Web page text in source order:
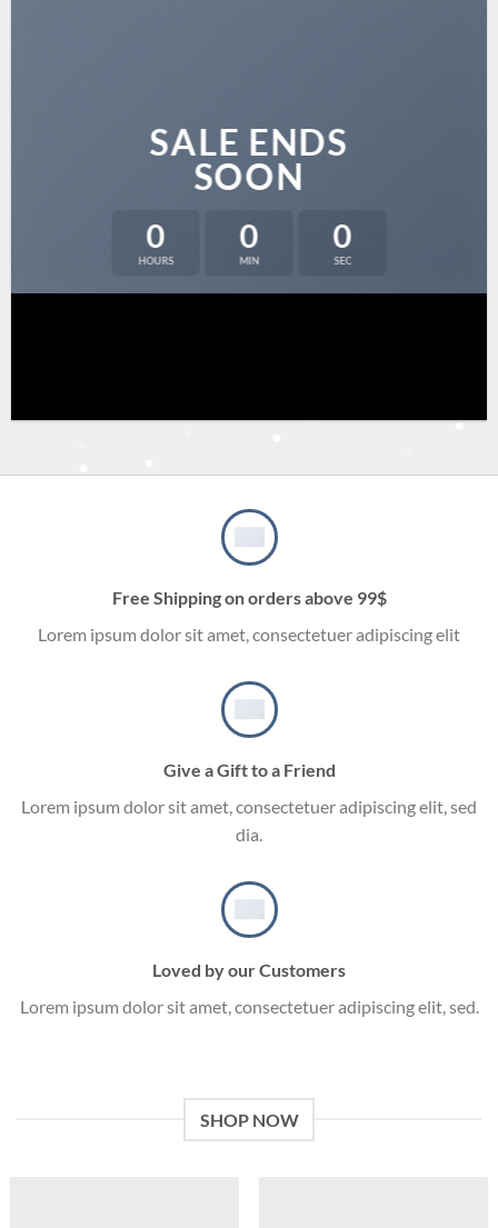
SALE ENDS
SOON
0
HOURS
0
MIN
0
SEC
Free Shipping on orders above 99$
Lorem ipsum dolor sit amet, consectetuer adipiscing elit
Give a Gift to a Friend
Lorem ipsum dolor sit amet, consectetuer adipiscing elit, sed
dia.
Loved by our Customers
Lorem ipsum dolor sit amet, consectetuer adipiscing elit, sed.
SHOP NOW